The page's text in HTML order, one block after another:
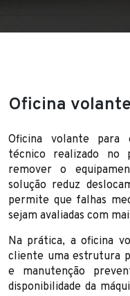
Oficina
Oficina volante para
técnico realizado no
remover o
solução reduz
permite que falhas
sejam avaliadas com
Na prática, a oficina
cliente uma estrutura
e manutenção
disponibilidade da